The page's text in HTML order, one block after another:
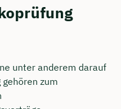
unter anderem darauf
zum